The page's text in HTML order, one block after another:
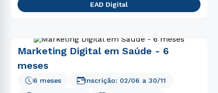
EAD Digital
Marketing Digital em Saúde - 6
meses
6 meses
Inscrição: 02/06 a 30/11